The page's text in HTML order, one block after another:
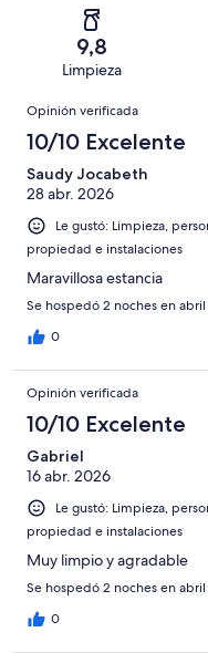
opiniones
opiniones
1131
9,8
Limpieza
Opiniones
Opinión verificada
10/10 Excelente
Saudy Jocabeth
28 abr. 2026
Le gustó: Limpieza,
propiedad e instalaciones
Maravillosa estancia
Se hospedó 2 noches en
0
Opinión verificada
10/10 Excelente
Gabriel
16 abr. 2026
Le gustó: Limpieza,
propiedad e instalaciones
Muy limpio y agradable
Se hospedó 2 noches en
0